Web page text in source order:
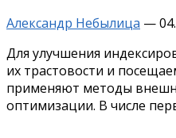
Александр Небылица —
Для улучшения
их трастовости и
применяют методы
оптимизации. В числе